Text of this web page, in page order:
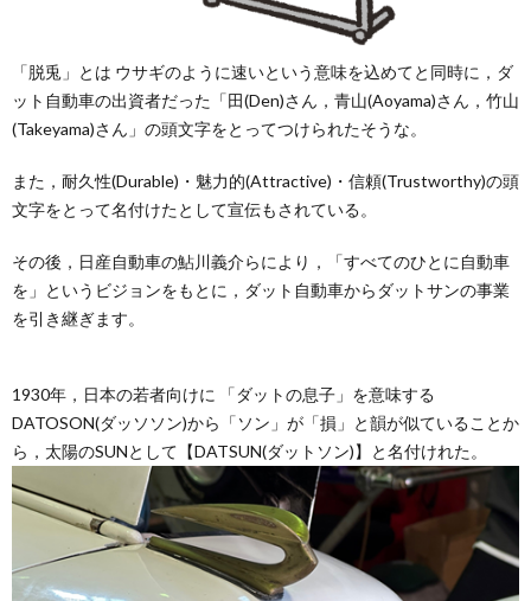
「脱兎」とは ウサギのように速いという意味を込めてと同時に，ダ
ット自動車の出資者だった「田(Den)さん，青山(Aoyama)さん，竹山
(Takeyama)さん」の頭文字をとってつけられたそうな。
また，耐久性(Durable)・魅力的(Attractive)・信頼(Trustworthy)の頭
文字をとって名付けたとして宣伝もされている。
その後，日産自動車の鮎川義介らにより，「すべてのひとに自動車
を」というビジョンをもとに，ダット自動車からダットサンの事業
を引き継ぎます。
1930年，日本の若者向けに 「ダットの息子」を意味する
DATOSON(ダッソソン)から「ソン」が「損」と韻が似ていることか
ら，太陽のSUNとして【DATSUN(ダットソン)】と名付けれた。